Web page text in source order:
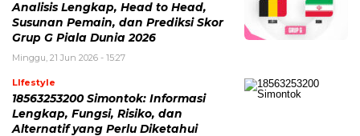
Analisis Lengkap, Head to Head,
Susunan Pemain, dan Prediksi Skor
Grup G Piala Dunia 2026
Minggu, 21 Jun 2026 - 15:27
LIfestyle
18563253200 Simontok: Informasi
Lengkap, Fungsi, Risiko, dan
Alternatif yang Perlu Diketahui